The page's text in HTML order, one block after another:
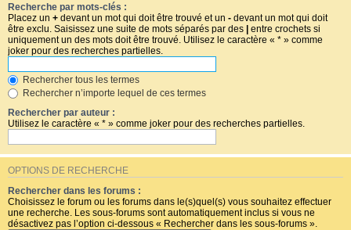
Recherche par mots-clés :
Placez un + devant un mot qui doit être trouvé et un - devant un mot qui doit
être exclu. Saisissez une suite de mots séparés par des | entre crochets si
uniquement un des mots doit être trouvé. Utilisez le caractère « * » comme
joker pour des recherches partielles.
Rechercher tous les termes
Rechercher n’importe lequel de ces termes
Rechercher par auteur :
Utilisez le caractère « * » comme joker pour des recherches partielles.
OPTIONS DE RECHERCHE
Rechercher dans les forums :
Choisissez le forum ou les forums dans le(s)quel(s) vous souhaitez effectuer
une recherche. Les sous-forums sont automatiquement inclus si vous ne
désactivez pas l’option ci-dessous « Rechercher dans les sous-forums ».